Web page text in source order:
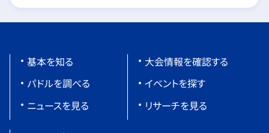
基本を知る
パドルを調べる
ニュースを見る
大会情報を確認する
イベントを探す
リサーチを見る